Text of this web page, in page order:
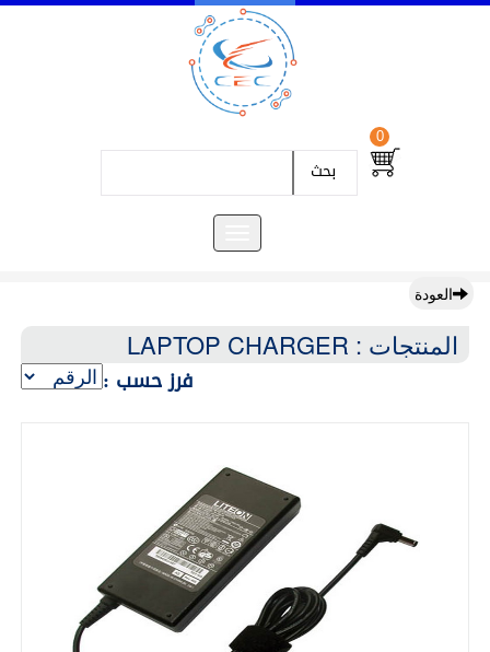
0
بحث
العودة
المنتجات : LAPTOP CHARGER
فرز حسب :